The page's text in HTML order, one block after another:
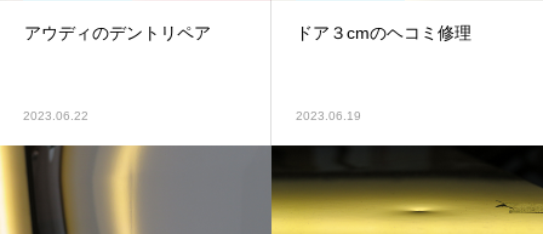
アウディのデントリペア
2023.06.22
ドア３cmのヘコミ修理
2023.06.19